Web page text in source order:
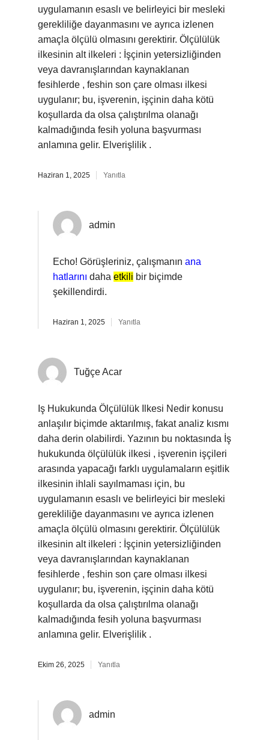
uygulamanın esaslı ve belirleyici bir mesleki
gerekliliğe dayanmasını ve ayrıca izlenen
amaçla ölçülü olmasını gerektirir. Ölçülülük
ilkesinin alt ilkeleri : İşçinin yetersizliğinden
veya davranışlarından kaynaklanan
fesihlerde , feshin son çare olması ilkesi
uygulanır; bu, işverenin, işçinin daha kötü
koşullarda da olsa çalıştırılma olanağı
kalmadığında fesih yoluna başvurması
anlamına gelir. Elverişlilik .
Haziran 1, 2025 Yanıtla
admin
Echo! Görüşleriniz, çalışmanın ana
hatlarını daha etkili bir biçimde
şekillendirdi.
Haziran 1, 2025 Yanıtla
Tuğçe Acar
Iş Hukukunda Ölçülülük Ilkesi Nedir konusu
anlaşılır biçimde aktarılmış, fakat analiz kısmı
daha derin olabilirdi. Yazının bu noktasında İş
hukukunda ölçülülük ilkesi , işverenin işçileri
arasında yapacağı farklı uygulamaların eşitlik
ilkesinin ihlali sayılmaması için, bu
uygulamanın esaslı ve belirleyici bir mesleki
gerekliliğe dayanmasını ve ayrıca izlenen
amaçla ölçülü olmasını gerektirir. Ölçülülük
ilkesinin alt ilkeleri : İşçinin yetersizliğinden
veya davranışlarından kaynaklanan
fesihlerde , feshin son çare olması ilkesi
uygulanır; bu, işverenin, işçinin daha kötü
koşullarda da olsa çalıştırılma olanağı
kalmadığında fesih yoluna başvurması
anlamına gelir. Elverişlilik .
Ekim 26, 2025 Yanıtla
admin